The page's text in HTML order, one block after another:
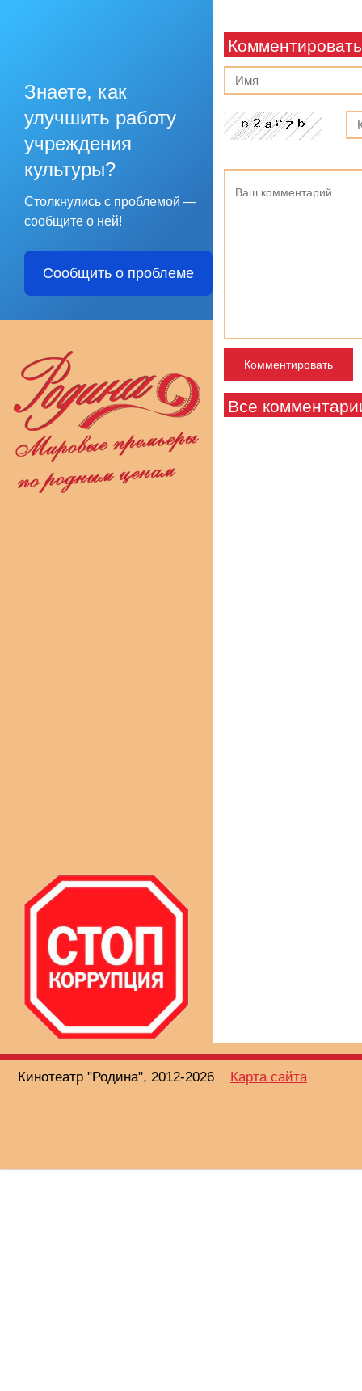
Знаете, как
улучшить работу
учреждения
культуры?
Столкнулись с проблемой —
сообщите о ней!
Сообщить о проблеме
Комментировать
Все
Кинотеатр "Родина", 2012-2026 Карта сайта